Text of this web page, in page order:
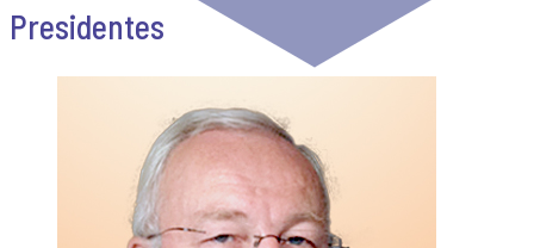
Presidentes